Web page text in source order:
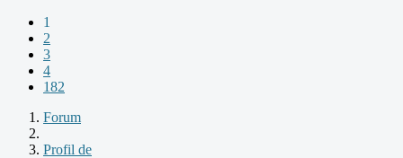
1
2
3
4
182
Forum
Profil de